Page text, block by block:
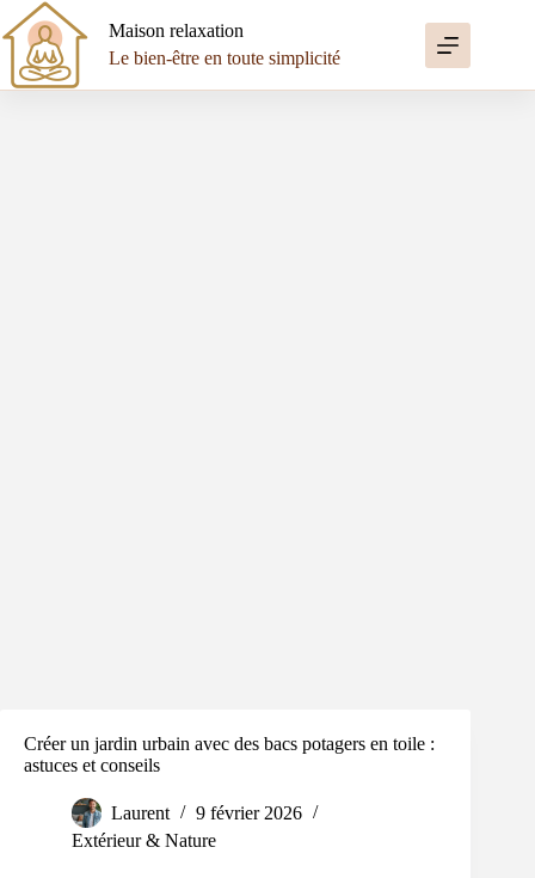
Passer
au
contenu
Maison relaxation
Le bien-être en toute simplicité
Créer un jardin urbain avec des bacs potagers en toile :
astuces et conseils
Laurent
9 février 2026
Extérieur & Nature